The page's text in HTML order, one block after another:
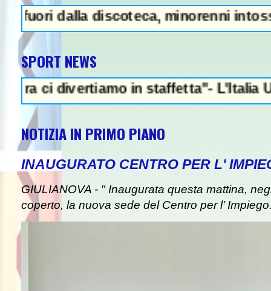
discoteca, minorenni intossicati a
SPORT NEWS
in staffetta"- L'Italia U21 il 5
NOTIZIA IN PRIMO PIANO
INAUGURATO CENTRO PER L'
GIULIANOVA - " Inaugurata questa mattina,
coperto, la nuova sede del Centro per l’
illegale e peculato, in